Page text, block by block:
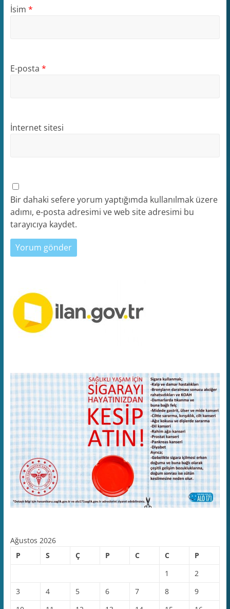
İsim *
E-posta *
İnternet sitesi
Bir dahaki sefere yorum yaptığımda kullanılmak üzere
adımı, e-posta adresimi ve web site adresimi bu
tarayıcıya kaydet.
Ağustos 2026
P
S Ç P C C
P
1
2
3
4 5 6 7 8
9